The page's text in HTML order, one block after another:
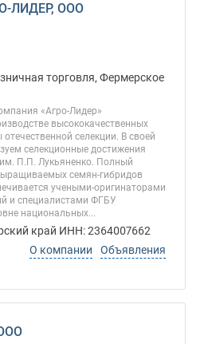
ЛИДЕР, ООО
торговля, Фермерское
«Агро-Лидер»
высококачественных
селекции. В своей
селекционные достижения
П.П. Лукьяненко. Полный
семян-гибридов
учеными-оригинаторами
и специалистами ФГБУ
национальных...
край ИНН: 2364007662
О компании
Объявления